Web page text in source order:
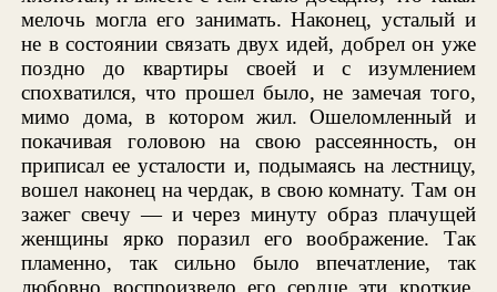
мелочь могла его занимать. Наконец, усталый и
не в состоянии связать двух идей, добрел он уже
поздно до квартиры своей и с изумлением
спохватился, что прошел было, не замечая того,
мимо дома, в котором жил. Ошеломленный и
покачивая головою на свою рассеянность, он
приписал ее усталости и, подымаясь на лестницу,
вошел наконец на чердак, в свою комнату. Там он
зажег свечу — и через минуту образ плачущей
женщины ярко поразил его воображение. Так
пламенно, так сильно было впечатление, так
любовно воспроизвело его сердце эти кроткие,